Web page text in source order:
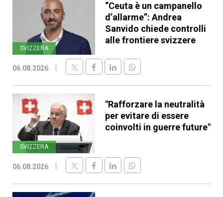
SVIZZERA
“Ceuta è un campanello
d’allarme”: Andrea
Sanvido chiede controlli
alle frontiere svizzere
06.08.2026
SVIZZERA
"Rafforzare la neutralità
per evitare di essere
coinvolti in guerre future"
06.08.2026